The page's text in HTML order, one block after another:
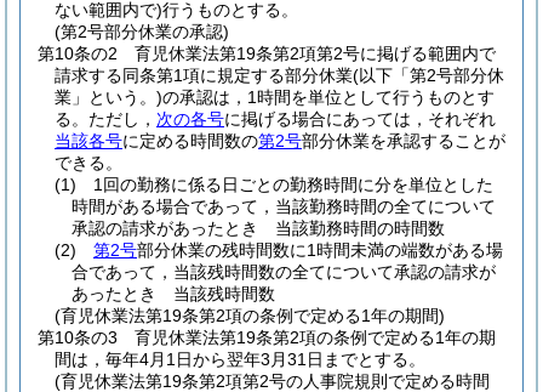
ない範囲内で)行うものとする。
(第2号部分休業の承認)
第10条の2
育児休業法第19条第2項第2号に掲げる範囲内で
請求する同条第1項に規定する部分休業(以下「第2号部分休
業」という。)の承認は，1時間を単位として行うものとす
る。 ただし， 次の各号に掲げる場合にあっては，それぞれ
当該各号に定める時間数の第2号部分休業を承認することが
できる。
(1)
1回の勤務に係る日ごとの勤務時間に分を単位とした
時間がある場合であって，当該勤務時間の全てについて
承認の請求があったとき 当該勤務時間の時間数
(2)
第2号部分休業の残時間数に1時間未満の端数がある場
合であって，当該残時間数の全てについて承認の請求が
あったとき 当該残時間数
(育児休業法第19条第2項の条例で定める1年の期間)
第10条の3
育児休業法第19条第2項の条例で定める1年の期
間は，毎年4月1日から翌年3月31日までとする。
(育児休業法第19条第2項第2号の人事院規則で定める時間